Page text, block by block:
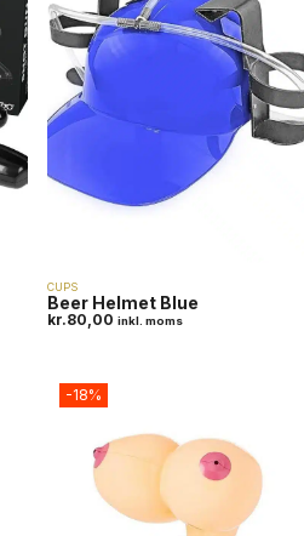
CUPS
Beer Helmet Blue
kr.80,00 inkl. moms
-18%